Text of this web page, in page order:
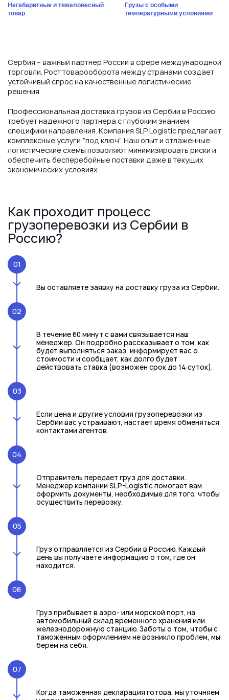
Негабаритные и тяжеловесный
товар
Грузы с особыми
температурными условиями
Сербия – важный партнер России в сфере международной
торговли. Рост товарооборота между странами создает
устойчивый спрос на качественные логистические
решения.
Профессиональная доставка грузов из Сербии в Россию
требует надежного партнера с глубоким знанием
специфики направления. Компания SLP Logistic предлагает
комплексные услуги “под ключ”. Наш опыт и отлаженные
логистические схемы позволяют минимизировать риски и
обеспечить бесперебойные поставки даже в текущих
экономических условиях.
Как проходит процесс
грузоперевозки из Сербии в
Россию?
01
Вы оставляете заявку на доставку груза из Сербии.
02
В течение 60 минут с вами связывается наш
менеджер. Он подробно рассказывает о том, как
будет выполняться заказ, информирует вас о
стоимости и сообщает, как долго будет
действовать ставка (возможен срок до 14 суток).
03
Если цена и другие условия грузоперевозки из
Сербии вас устраивают, настает время обменяться
контактами агентов.
04
Отправитель передает груз для доставки.
Менеджер компании SLP-Logistic помогает вам
оформить документы, необходимые для того, чтобы
осуществить перевозку.
05
Груз отправляется из Сербии в Россию. Каждый
день вы получаете информацию о том, где он
находится.
06
Груз прибывает в аэро- или морской порт, на
автомобильный склад временного хранения или
железнодорожную станцию. Заботы о том, чтобы с
таможенным оформлением не возникло проблем, мы
берем на себя.
07
Когда таможенная декларация готова, мы уточняем